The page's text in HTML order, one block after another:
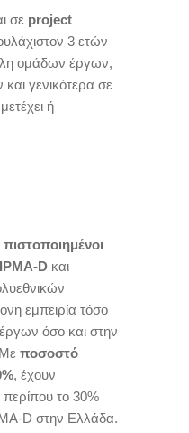
σε project
3 ετών
ομάδων έργων,
γενικότερα σε
ή
πιστοποιημένοι
D και
εμπειρία τόσο
όσο και στην
ποσοστό
, έχουν
περίπου το 30%
D στην Ελλάδα.